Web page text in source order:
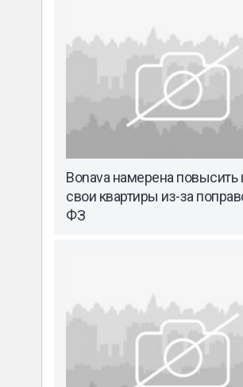
Bonava намерена повысить
свои квартиры из-за
ФЗ